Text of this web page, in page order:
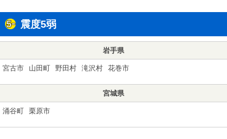
震度5弱
岩手県
宮古市 山田町 野田村 滝沢村 花巻市
宮城県
涌谷町 栗原市